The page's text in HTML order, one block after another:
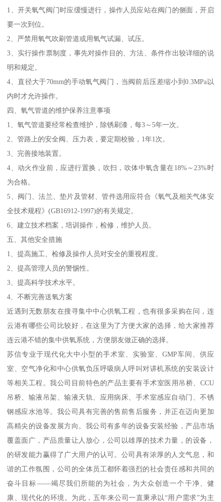
1、开关氧气阀门时应缓慢进行，操作人员应站在阀门的侧面，开启
要一次到位。
2、严禁用氧气吹刷管道或用氧气试漏、试压。
3、实行操作票制度，事先对操作目的、方法、条件作出较详细的说
明和规定。
4、直径大于70mm的手动氧气阀门，当阀前后压差缩小到0.3MPa以
内时才允许操作。
四、氧气管道的维护保养注意事项
1、氧气管道要经常检查维护，除锈刷漆，每3～5年一次。
2、管路上的安全阀、压力表，要定期校验，1年1次。
3、完善接地装置。
4、动火作业前，应进行置换，吹扫，吹体中氧含量在18%～23%时
为合格。
5、阀门、法兰、垫片及管材、管件选用应符合《氧气及相关气体安
全技术规程》(GB16912-1997)的有关规定。
6、建立技术档案，培训操作，检修，维护人员。
五、其他安全措施
1、提高施工、检修及操作人员对安全的重视程度。
2、提高管理人员的警惕性。
3、提高科学技术水平。
4、不断完善送氧方案
近遇到无数朋友在搜寻集中中心供氧工程，也有很多采购在问，连
云港有哪些公司比较好，在这里为了方便大家的选择，给大家推荐
连云港不错的集中供氧系统，方便朋友做正确的选择。
苏信专业于现代化大中小型的手术室、实验室、GMP车间、供应
室、空气净化和中心供氧负压呼吸病人呼叫对讲机系统的安装设计
等相关工程。我公司目前特色的产品主要有手术室医用吊桥、CCU
吊桥、输液吊架、输液天轨、应用病床、手术室感应自动门、不锈
钢感应水池等。我公司具有完善的售前售后服务，并正在迈向更加
高精尖的设备发展方向。我公司有多年的设备安装经验，产品市场
覆盖面广，产品质量让人放心，公司以雄厚的技术力量，的设备，
的研发能力赢得了广大用户的认可。公司具有浓厚的人文气息，和
谐的工作氛围，公司的全体员工都怀着强烈的社会责任感和共同的
奋斗目标——竭尽我们所能的为社会，为大众创造一个干净、健
康、现代化的环境。为此，五年来公司一直秉承以“用户需求”为主